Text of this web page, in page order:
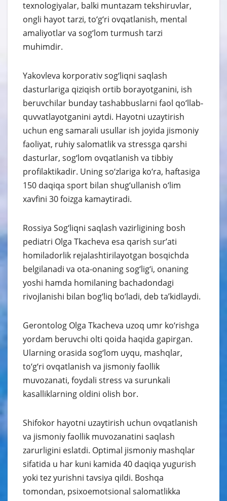
texnologiyalar, balki muntazam tekshiruvlar,
ongli hayot tarzi, to‘g‘ri ovqatlanish, mental
amaliyotlar va sog‘lom turmush tarzi
muhimdir.
Yakovleva korporativ sog‘liqni saqlash
dasturlariga qiziqish ortib borayotganini, ish
beruvchilar bunday tashabbuslarni faol qo‘llab-
quvvatlayotganini aytdi. Hayotni uzaytirish
uchun eng samarali usullar ish joyida jismoniy
faoliyat, ruhiy salomatlik va stressga qarshi
dasturlar, sog‘lom ovqatlanish va tibbiy
profilaktikadir. Uning so‘zlariga ko‘ra, haftasiga
150 daqiqa sport bilan shug‘ullanish o‘lim
xavfini 30 foizga kamaytiradi.
Rossiya Sog‘liqni saqlash vazirligining bosh
pediatri Olga Tkacheva esa qarish sur’ati
homiladorlik rejalashtirilayotgan bosqichda
belgilanadi va ota-onaning sog‘lig‘i, onaning
yoshi hamda homilaning bachadondagi
rivojlanishi bilan bog‘liq bo‘ladi, deb taʼkidlaydi.
Gerontolog Olga Tkacheva uzoq umr ko‘rishga
yordam beruvchi olti qoida haqida gapirgan.
Ularning orasida sog‘lom uyqu, mashqlar,
to‘g‘ri ovqatlanish va jismoniy faollik
muvozanati, foydali stress va surunkali
kasalliklarning oldini olish bor.
Shifokor hayotni uzaytirish uchun ovqatlanish
va jismoniy faollik muvozanatini saqlash
zarurligini eslatdi. Optimal jismoniy mashqlar
sifatida u har kuni kamida 40 daqiqa yugurish
yoki tez yurishni tavsiya qildi. Boshqa
tomondan, psixoemotsional salomatlikka